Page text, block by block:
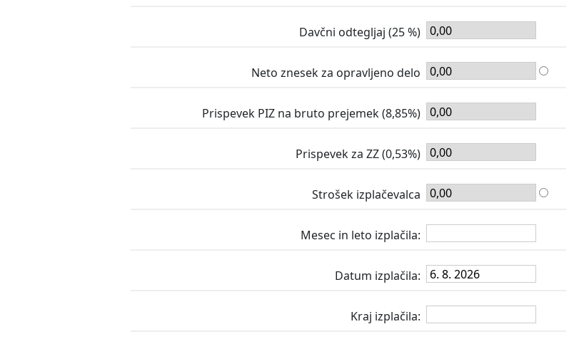
Davčni odtegljaj (25 %)
Neto znesek za opravljeno delo
Prispevek PIZ na bruto prejemek (8,85%)
Prispevek za ZZ (0,53%)
Strošek izplačevalca
Mesec in leto izplačila:
Datum izplačila:
Kraj izplačila: